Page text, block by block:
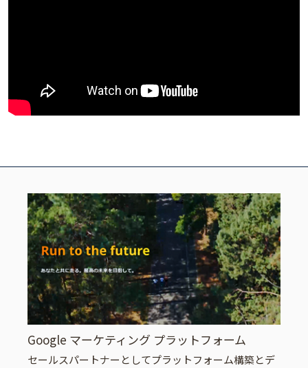
Google マーケティング プラットフォーム
セールスパートナーとしてプラットフォーム構築とデ